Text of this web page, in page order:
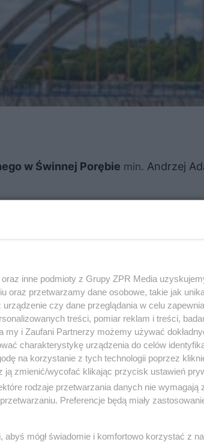
w Świnnej Porębie min. Andrzej
linii kolejowej, która prowadzi
Adamczyka. – Drugi most, również tutaj
inne podmioty z Grupy ZPR Media
oraz przetwarzamy dane osobowe, takie jak
czy dane przeglądania w celu
treści, pomiar reklam i treści,
my i Zaufani Partnerzy możemy używać
charakterystykę urządzenia do celów
na korzystanie z tych technologii poprzez
ją zmienić/wycofać klikając przycisk ustawień
rodzaje przetwarzania danych nie wymagają
Preferencje będą miały
abyś mógł świadomie i komfortowo korzystać z